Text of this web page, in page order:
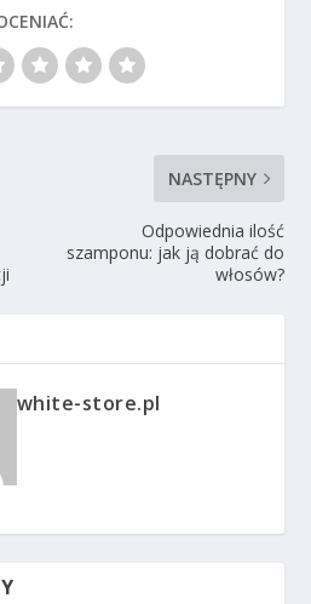
NASTĘPNY
Odpowiednia ilość
szamponu: jak ją dobrać do
włosów?
white-store.pl